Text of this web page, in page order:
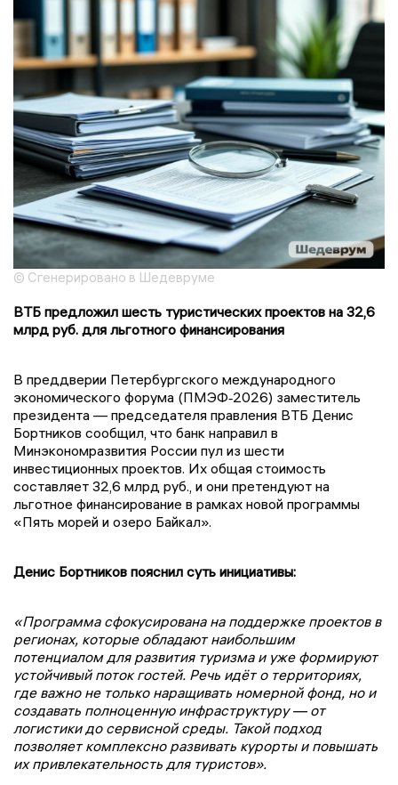
© Сгенерировано в Шедевруме
ВТБ предложил шесть туристических проектов на 32,6
млрд руб. для льготного финансирования
В преддверии Петербургского международного
экономического форума (ПМЭФ‑2026) заместитель
президента — председателя правления ВТБ Денис
Бортников сообщил, что банк направил в
Минэкономразвития России пул из шести
инвестиционных проектов. Их общая стоимость
составляет 32,6 млрд руб., и они претендуют на
льготное финансирование в рамках новой программы
«Пять морей и озеро Байкал».
Денис Бортников пояснил суть инициативы:
«Программа сфокусирована на поддержке проектов в
регионах, которые обладают наибольшим
потенциалом для развития туризма и уже формируют
устойчивый поток гостей. Речь идёт о территориях,
где важно не только наращивать номерной фонд, но и
создавать полноценную инфраструктуру — от
логистики до сервисной среды. Такой подход
позволяет комплексно развивать курорты и повышать
их привлекательность для туристов».